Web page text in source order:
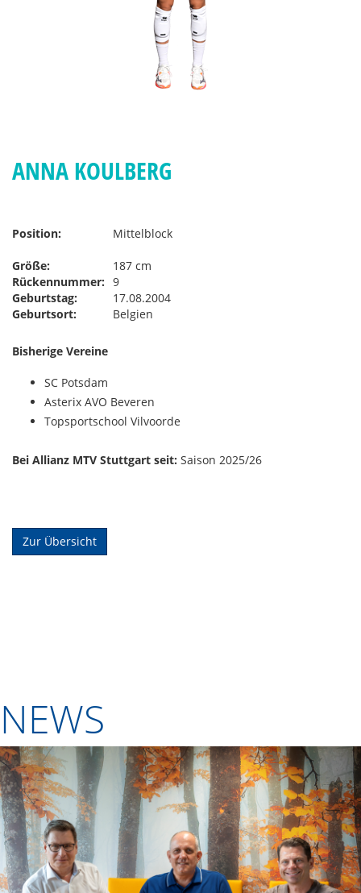
ANNA KOULBERG
Position: Mittelblock
Größe:
187 cm
Rückennummer: 9
Geburtstag:
17.08.2004
Geburtsort:
Belgien
Bisherige Vereine
SC Potsdam
Asterix AVO Beveren
Topsportschool Vilvoorde
Bei Allianz MTV Stuttgart seit: Saison 2025/26
Zur Übersicht
NEWS